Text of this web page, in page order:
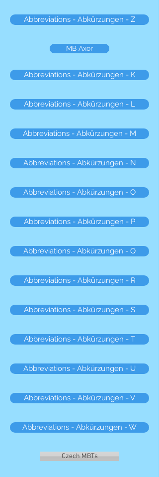
Abbreviations - Abkürzungen - Z
MB Axor
Abbreviations - Abkürzungen - K
Abbreviations - Abkürzungen - L
Abbreviations - Abkürzungen - M
Abbreviations - Abkürzungen - N
Abbreviations - Abkürzungen - O
Abbreviations - Abkürzungen - P
Abbreviations - Abkürzungen - Q
Abbreviations - Abkürzungen - R
Abbreviations - Abkürzungen - S
Abbreviations - Abkürzungen - T
Abbreviations - Abkürzungen - U
Abbreviations - Abkürzungen - V
Abbreviations - Abkürzungen - W
Czech MBTs